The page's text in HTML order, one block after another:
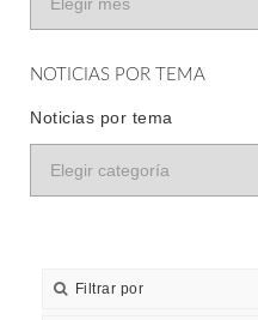
NOTICIAS POR TEMA
Noticias por tema
Filtrar por